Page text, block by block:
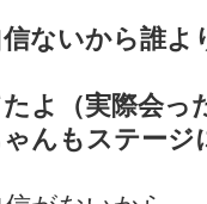
信ないから誰
よ（実際会っ
ゃんもステー